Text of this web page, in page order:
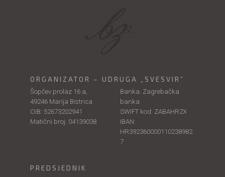
ORGANIZATOR – UDRUGA „SVESVIR”
Šopčev prolaz 16 a,
49246 Marija Bistrica
OIB: 52673202941
Matični broj: 04139038
Banka: Zagrebačka
banka
SWIFT kod: ZABAHR2X
IBAN:
HR392360000110238982
7
PREDSJEDNIK